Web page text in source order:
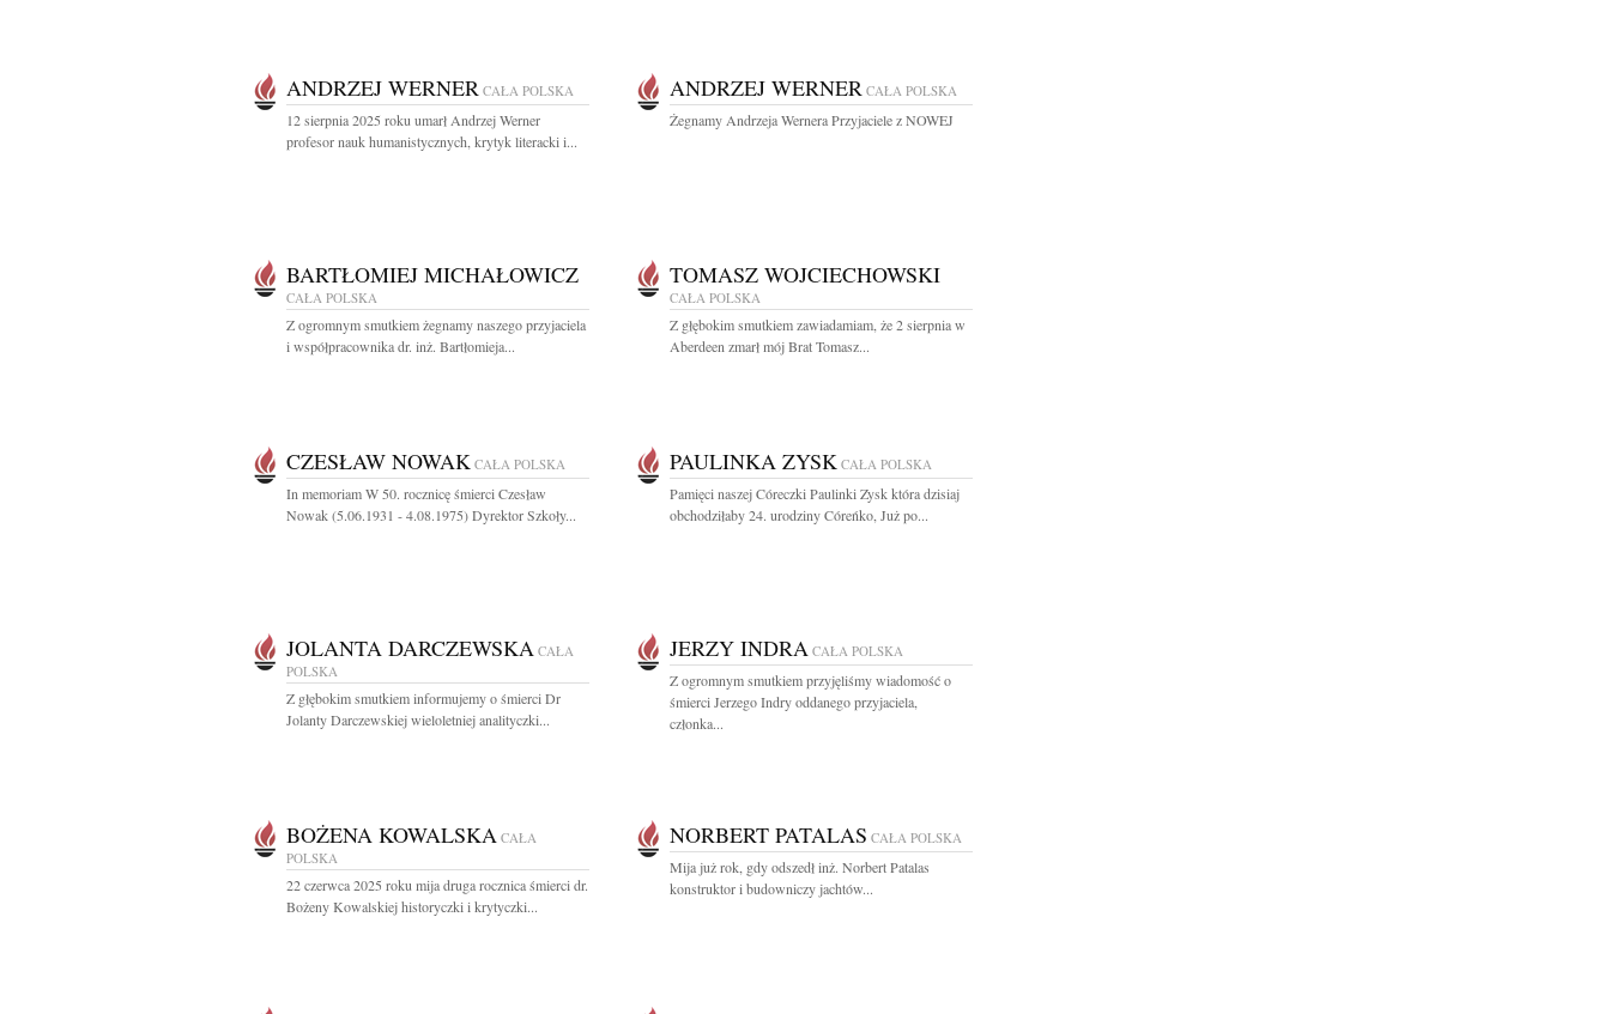
ANDRZEJ WERNER CAŁA POLSKA
12 sierpnia 2025 roku umarł Andrzej Werner
profesor nauk humanistycznych, krytyk literacki i...
ANDRZEJ WERNER CAŁA POLSKA
Żegnamy Andrzeja Wernera Przyjaciele z NOWEJ
BARTŁOMIEJ MICHAŁOWICZ
CAŁA POLSKA
Z ogromnym smutkiem żegnamy naszego przyjaciela
i współpracownika dr. inż. Bartłomieja...
TOMASZ WOJCIECHOWSKI
CAŁA POLSKA
Z głębokim smutkiem zawiadamiam, że 2 sierpnia w
Aberdeen zmarł mój Brat Tomasz...
CZESŁAW NOWAK CAŁA POLSKA
In memoriam W 50. rocznicę śmierci Czesław
Nowak (5.06.1931 - 4.08.1975) Dyrektor Szkoły...
PAULINKA ZYSK CAŁA POLSKA
Pamięci naszej Córeczki Paulinki Zysk która dzisiaj
obchodziłaby 24. urodziny Córeńko, Już po...
JOLANTA DARCZEWSKA CAŁA
POLSKA
Z głębokim smutkiem informujemy o śmierci Dr
Jolanty Darczewskiej wieloletniej analityczki...
JERZY INDRA CAŁA POLSKA
Z ogromnym smutkiem przyjęliśmy wiadomość o
śmierci Jerzego Indry oddanego przyjaciela,
członka...
BOŻENA KOWALSKA CAŁA
POLSKA
22 czerwca 2025 roku mija druga rocznica śmierci dr.
Bożeny Kowalskiej historyczki i krytyczki...
NORBERT PATALAS CAŁA POLSKA
Mija już rok, gdy odszedł inż. Norbert Patalas
konstruktor i budowniczy jachtów...